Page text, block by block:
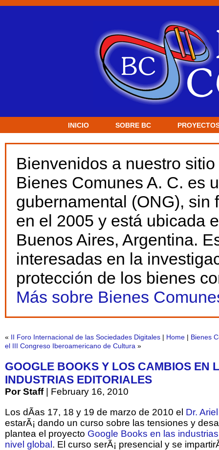
INICIO SOBRE BC
Bienvenidos a nuestro
Bienes Comunes A. C. es
gubernamental (ONG), sin
en el 2005 y está ubicada
Buenos Aires, Argentina.
interesadas en la
protección de los bienes
Más sobre Bienes
« II Foro Internacional de las Sociedades Digitales | Home | Bienes
el III Congreso Iberoamericano de Cultura »
GOOGLE BOOKS Y LOS CAMBIOS EN
INDUSTRIAS EDITORIALES
Por Staff| February 16, 2010
Los dÃ­as 17, 18 y 19 de marzo de 2010 el Dr.
estarÃ¡ dando un curso sobre las tensiones y
plantea el proyecto Google Books en las
nivel global . El curso serÃ¡ presencial y se